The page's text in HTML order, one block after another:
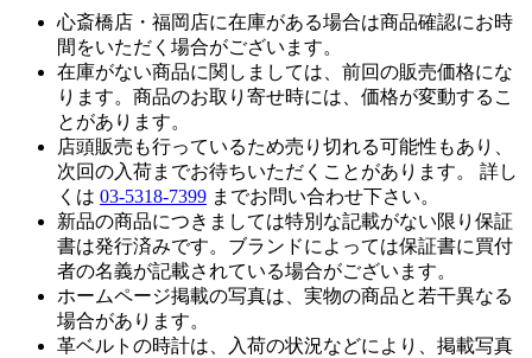
心斎橋店・福岡店に在庫がある場合は商品確認にお時
間をいただく場合がございます。
在庫がない商品に関しましては、前回の販売価格にな
ります。商品のお取り寄せ時には、価格が変動するこ
とがあります。
店頭販売も行っているため売り切れる可能性もあり、
次回の入荷までお待ちいただくことがあります。 詳し
くは 03-5318-7399 までお問い合わせ下さい。
新品の商品につきましては特別な記載がない限り保証
書は発行済みです。ブランドによっては保証書に買付
者の名義が記載されている場合がございます。
ホームページ掲載の写真は、実物の商品と若干異なる
場合があります。
革ベルトの時計は、入荷の状況などにより、掲載写真